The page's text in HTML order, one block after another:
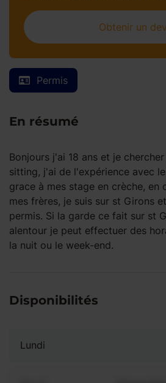
Permis
En résumé
Bonjours j'ai 18 ans et je
sitting, j'ai de l'expérience avec
grace à mes stage en crèche, en
mes frères, je suis sur st Girons
permis. Si la garde ce fait sur st
alentour je peut effectuer des
la nuit ou le week-end.
Disponibilités
Lundi
Obtenir un